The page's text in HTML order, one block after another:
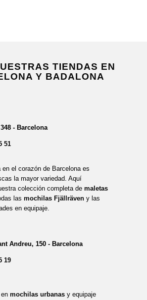
TIENDAS EN
Y BADALONA
- Barcelona
51
en el corazón de Barcelona es
la mayor variedad. Aquí
colección completa de maletas
las mochilas Fjällräveny las
en equipaje.
Andreu, 150 - Barcelona
19
mochilas urbanasy equipaje